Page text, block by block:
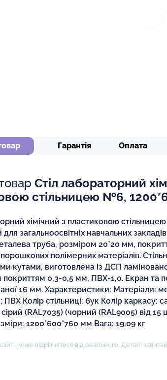
Гарантія Оплата
Стіл лабораторний
стільницею №6,
хімічний з пластиковою
загальноосвітніх навчальних
труба, розміром 20*20 мм,
полімерних матеріалів.
кутами, виготовлена із ДСП
покриттям 0,3-0,5 мм, ПВХ-1,0. Екран та
16 мм. Характеристики: Матеріали:
ПВХ Колір стільниці: бук Колір каркасу:
(RAL7035) (чорний (RAL9005) від 15
1200*600*760 мм Вага: 19,09 кг
може відрізнятися від реального. Деталі